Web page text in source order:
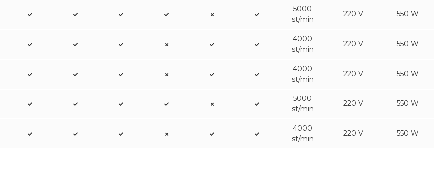
5000
st/min
220 V 550 W
4000
st/min
220 V 550 W
4000
st/min
220 V 550 W
5000
st/min
220 V 550 W
4000
st/min
220 V 550 W